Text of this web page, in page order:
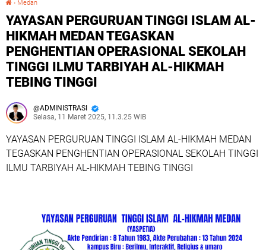
› Medan
YAYASAN PERGURUAN TINGGI ISLAM AL-
HIKMAH MEDAN TEGASKAN
PENGHENTIAN OPERASIONAL SEKOLAH
TINGGI ILMU TARBIYAH AL-HIKMAH
TEBING TINGGI
ADMINISTRASI
Selasa, 11 Maret 2025, 11.3.25 WIB
YAYASAN PERGURUAN TINGGI ISLAM AL-HIKMAH MEDAN
TEGASKAN PENGHENTIAN OPERASIONAL SEKOLAH TINGGI
ILMU TARBIYAH AL-HIKMAH TEBING TINGGI